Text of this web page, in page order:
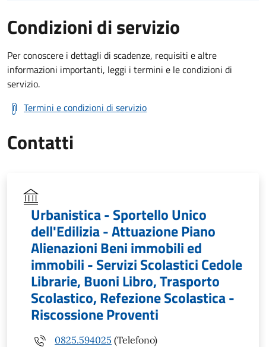
Condizioni di servizio
Per conoscere i dettagli di scadenze, requisiti e altre
informazioni importanti, leggi i termini e le condizioni di
servizio.
Termini e condizioni di servizio
Contatti
Urbanistica - Sportello Unico
dell'Edilizia - Attuazione Piano
Alienazioni Beni immobili ed
immobili - Servizi Scolastici Cedole
Librarie, Buoni Libro, Trasporto
Scolastico, Refezione Scolastica -
Riscossione Proventi
0825.594025 (Telefono)